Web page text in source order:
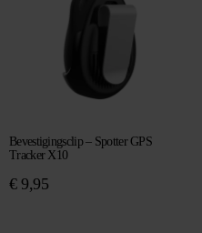
Bevestigingsclip – Spotter GPS
Tracker X10
€9,95